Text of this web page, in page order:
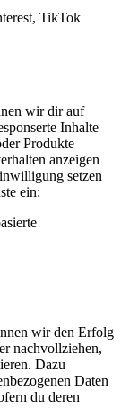
TikTok
wir dir auf
Inhalte
Produkte
anzeigen
setzen
ein:
wir den Erfolg
nachvollziehen,
Dazu
Daten
du deren